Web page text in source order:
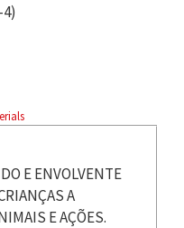
E ENVOLVENTE
A
E AÇÕES.